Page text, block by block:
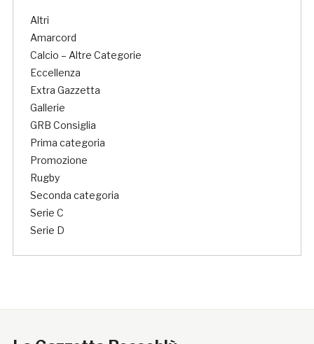
Altri
Amarcord
Calcio – Altre Categorie
Eccellenza
Extra Gazzetta
Gallerie
GRB Consiglia
Prima categoria
Promozione
Rugby
Seconda categoria
Serie C
Serie D